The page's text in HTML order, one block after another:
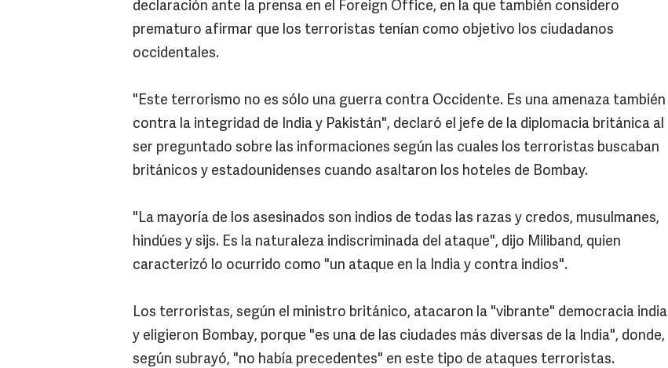
declaración ante la prensa en el Foreign Office, en la que también considero
prematuro afirmar que los terroristas tenían como objetivo los ciudadanos
occidentales.
"Este terrorismo no es sólo una guerra contra Occidente. Es una amenaza también
contra la integridad de India y Pakistán", declaró el jefe de la diplomacia británica al
ser preguntado sobre las informaciones según las cuales los terroristas buscaban
británicos y estadounidenses cuando asaltaron los hoteles de Bombay.
"La mayoría de los asesinados son indios de todas las razas y credos, musulmanes,
hindúes y sijs. Es la naturaleza indiscriminada del ataque", dijo Miliband, quien
caracterizó lo ocurrido como "un ataque en la India y contra indios".
Los terroristas, según el ministro británico, atacaron la "vibrante" democracia india
y eligieron Bombay, porque "es una de las ciudades más diversas de la India", donde,
según subrayó, "no había precedentes" en este tipo de ataques terroristas.